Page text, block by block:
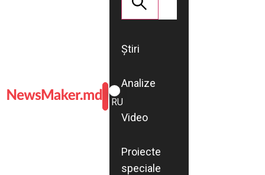
ROMÂNĂ
RU
Știri
Analize
Video
Proiecte
speciale